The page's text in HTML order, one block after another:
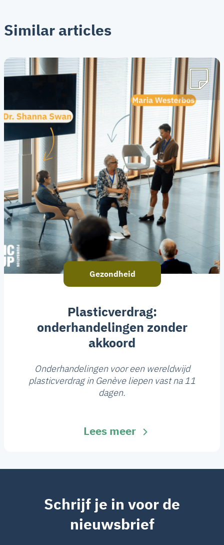
Similar articles
Gezondheid
Plasticverdrag:
onderhandelingen zonder
akkoord
Onderhandelingen voor een wereldwijd
plasticverdrag in Genève liepen vast na 11
dagen.
Lees meer
Schrijf je in voor de
nieuwsbrief